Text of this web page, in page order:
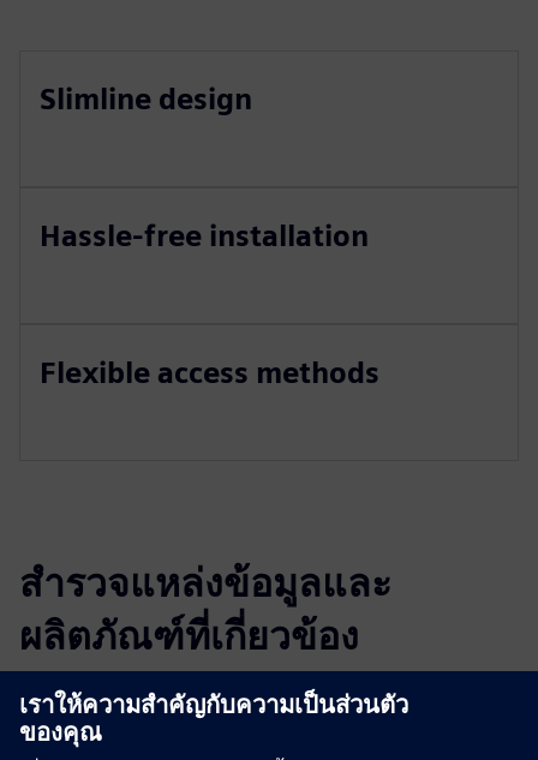
Slimline design
Hassle-free installation
Flexible access methods
สำรวจแหล่งข้อมูลและ
ผลิตภัณฑ์ที่เกี่ยวข้อง
ข้อมูลและแหล่งข้อมูลเพิ่มเติม